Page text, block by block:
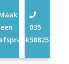
035
5882575
een